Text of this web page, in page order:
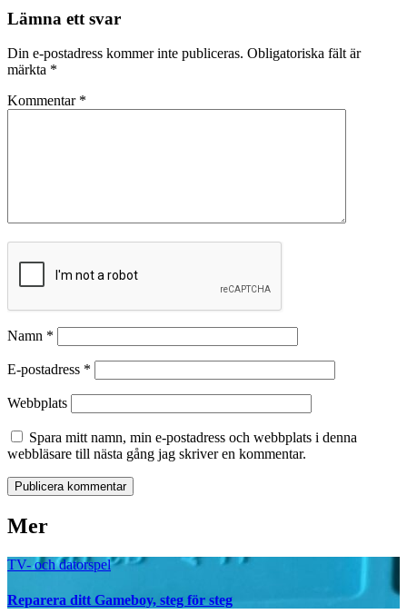
Lämna ett svar
Din e-postadress kommer inte publiceras. Obligatoriska fält är
märkta *
Kommentar *
Namn *
E-postadress *
Webbplats
Spara mitt namn, min e-postadress och webbplats i denna
webbläsare till nästa gång jag skriver en kommentar.
Mer
TV- och datorspel
Reparera ditt Gameboy, steg för steg